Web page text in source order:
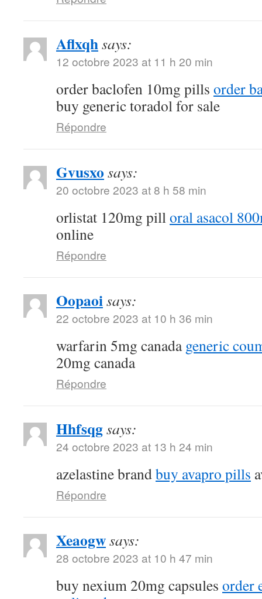
Aflxqhsays:
12 octobre 2023 at 11 h 20 min
order baclofen 10mg pills order
buy generic toradol for sale
Répondre
Gvusxo says:
20 octobre 2023 at 8 h 58 min
orlistat 120mg pilloral asacol
online
Répondre
Oopaoisays:
22 octobre 2023 at 10 h 36 min
warfarin 5mg canadageneric
20mg canada
Répondre
Hhfsqgsays:
24 octobre 2023 at 13 h 24 min
azelastine brandbuy avapro pills
Répondre
Xeaogwsays:
28 octobre 2023 at 10 h 47 min
buy nexium 20mg capsules order